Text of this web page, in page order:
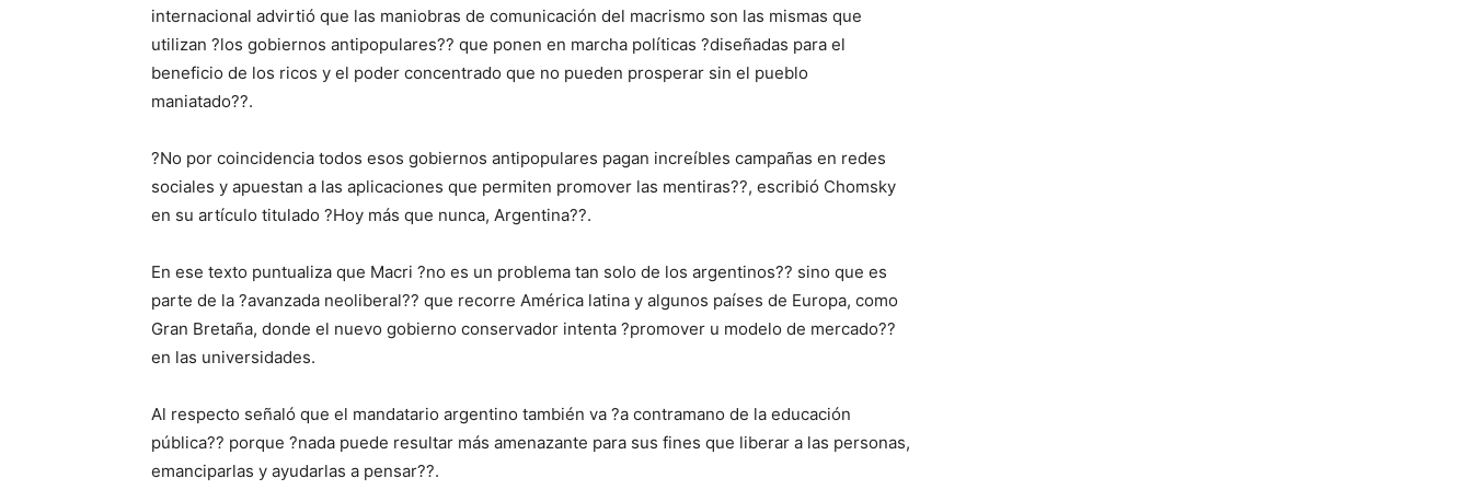
internacional advirtió que las maniobras de comunicación del macrismo son las mismas que
utilizan ?los gobiernos antipopulares?? que ponen en marcha políticas ?diseñadas para el
beneficio de los ricos y el poder concentrado que no pueden prosperar sin el pueblo
maniatado??.
?No por coincidencia todos esos gobiernos antipopulares pagan increíbles campañas en redes
sociales y apuestan a las aplicaciones que permiten promover las mentiras??, escribió Chomsky
en su artículo titulado ?Hoy más que nunca, Argentina??.
En ese texto puntualiza que Macri ?no es un problema tan solo de los argentinos?? sino que es
parte de la ?avanzada neoliberal?? que recorre América latina y algunos países de Europa, como
Gran Bretaña, donde el nuevo gobierno conservador intenta ?promover u modelo de mercado??
en las universidades.
Al respecto señaló que el mandatario argentino también va ?a contramano de la educación
pública?? porque ?nada puede resultar más amenazante para sus fines que liberar a las personas,
emanciparlas y ayudarlas a pensar??.